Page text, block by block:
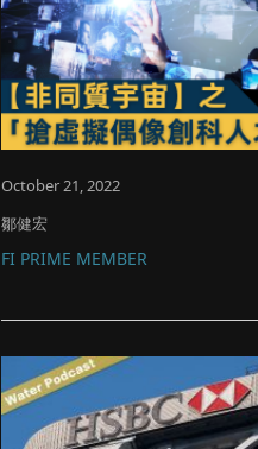
October 21, 2022
鄒健宏
FI PRIME MEMBER